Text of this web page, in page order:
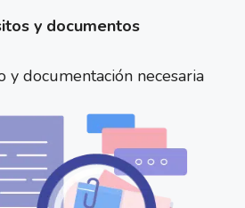
y documentos
y documentación necesaria